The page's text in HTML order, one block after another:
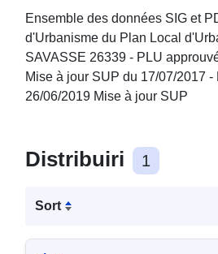
Mise à jour SUP
Ensemble des données SIG et
d'Urbanisme du Plan Local
SAVASSE 26339 - PLU
Mise à jour SUP du 17/07/2017 -
26/06/2019 Mise à jour SUP
Distribuiri 1
Sort